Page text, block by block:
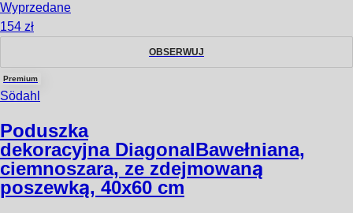
Wyprzedane
154 zł
OBSERWUJ
Premium
Södahl
Poduszka
dekoracyjna DiagonalBawełniana,
ciemnoszara, ze zdejmowaną
poszewką, 40x60 cm